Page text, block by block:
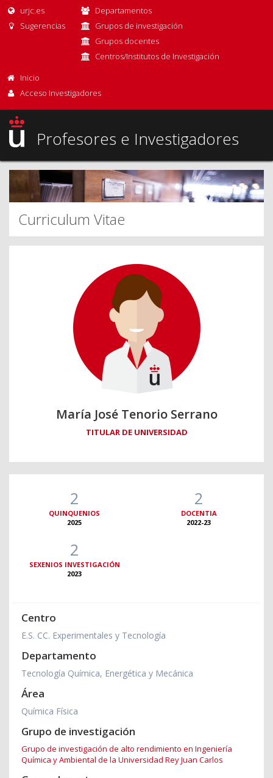
urjc.es
Sugerencias
Departamentos
Grupos de investigación
Grupos docentes
Centros/Institutos de Investigación
Inicio
Acceso Investigadores
Profesores e Investigadores
Curriculum Vitae
María José Tenorio Serrano
TITULAR DE UNIVERSIDAD
2
QUINQUENIOS
2025
2
DOCENTIA
2022-23
2
SEXENIOS INVESTIGACIÓN
2023
Centro
E.S. CC. Experimentales y Tecnología
Departamento
Tecnología Química, Energética y Mecánica
Área
Química Física
Grupo de investigación
Grupo de investigación de alto rendimiento en Ingeniería
Química y Ambiental de la Universidad Rey Juan Carlos